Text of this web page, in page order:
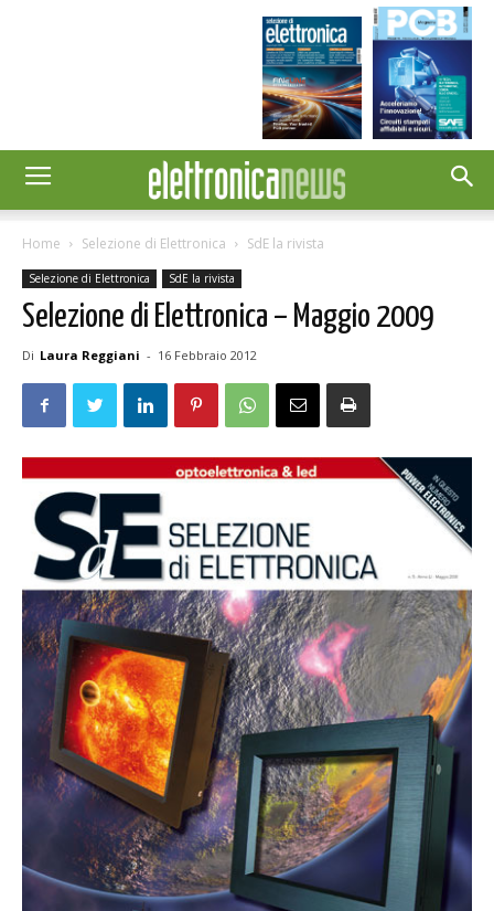
Home Selezione di Elettronica SdE la rivista
Selezione di Elettronica SdE la rivista
Selezione di Elettronica – Maggio 2009
Di Laura Reggiani - 16 Febbraio 2012